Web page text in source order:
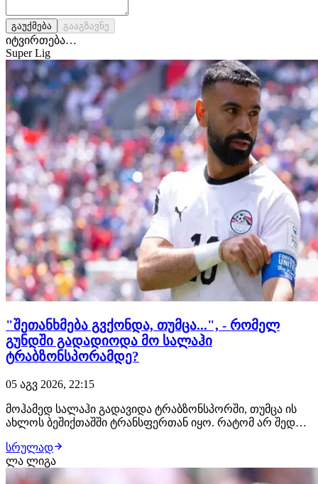
გაუქმება გააგზავნე
იტვირთება…
Super Lig
"შეთანხმება გვქონდა, თუმცა...", - რომელ
გუნდში გადადიოდა მო სალაჰი
ტრაბზონსპორამდე?
05 აგვ 2026, 22:15
მოჰამედ სალაჰი გადავიდა ტრაბზონსპორში, თუმცა ის
ახლოს ბეშიქთაშში ტრანსფერთან იყო. რატომ არ შედგა
სტამბოლელთა პრეზიდენტმა, სერდალ ადალიმ,
რომლის თქმითაც, ეგვიპტელი ვინგერის ტრანსფერი
უკვე შეთანხმებული იყო. "სალაჰისგან თანხმობა გვქო…
სრულად
ლა ლიგა